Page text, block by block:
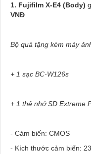
1. Fujifilm X-E4 (Body)
VNĐ
Bộ quà tặng kèm máy
+ 1 sạc BC-W126s
+ 1 thẻ nhớ SD Extreme
- Cảm biến: CMOS
- Kích thước cảm biến: